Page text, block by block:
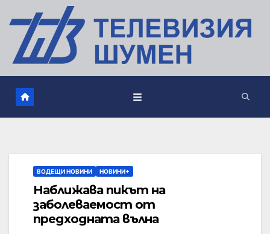
ВОДЕЩИ НОВИНИ НОВИНИ+
Наближава пикът на
заболеваемост от
предходната вълна